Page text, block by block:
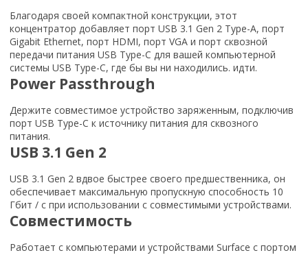
Благодаря своей компактной конструкции, этот
концентратор добавляет порт USB 3.1 Gen 2 Type-A, порт
Gigabit Ethernet, порт HDMI, порт VGA и порт сквозной
передачи питания USB Type-C для вашей компьютерной
системы USB Type-C, где бы вы ни находились. идти.
Power Passthrough
Держите совместимое устройство заряженным, подключив
порт USB Type-C к источнику питания для сквозного
питания.
USB 3.1 Gen 2
USB 3.1 Gen 2 вдвое быстрее своего предшественника, он
обеспечивает максимальную пропускную способность 10
Гбит / с при использовании с совместимыми устройствами.
Совместимость
Работает с компьютерами и устройствами Surface с портом